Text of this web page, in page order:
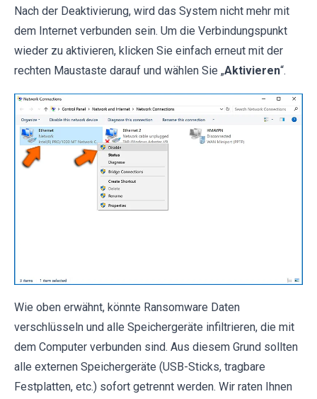
Nach der Deaktivierung, wird das System nicht mehr mit
dem Internet verbunden sein. Um die Verbindungspunkt
wieder zu aktivieren, klicken Sie einfach erneut mit der
rechten Maustaste darauf und wählen Sie „Aktivieren“.
Wie oben erwähnt, könnte Ransomware Daten
verschlüsseln und alle Speichergeräte infiltrieren, die mit
dem Computer verbunden sind. Aus diesem Grund sollten
alle externen Speichergeräte (USB-Sticks, tragbare
Festplatten, etc.) sofort getrennt werden. Wir raten Ihnen